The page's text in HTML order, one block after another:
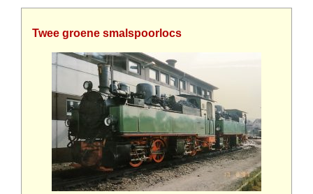
Twee groene smalspoorlocs